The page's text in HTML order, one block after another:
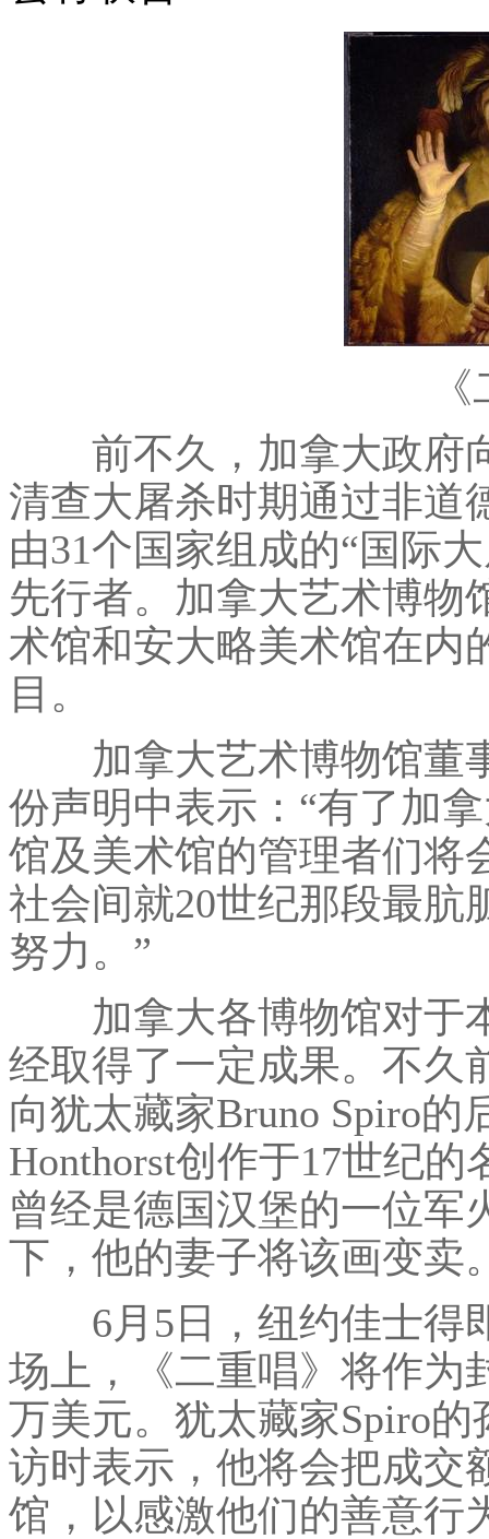
前不久，加拿大政府
清查大屠杀时期通过非道
由31个国家组成的“国际
先行者。加拿大艺术博物
术馆和安大略美术馆在内
目。
加拿大艺术博物馆董事
份声明中表示：“有了加
馆及美术馆的管理者们将
社会间就20世纪那段最肮
努力。”
加拿大各博物馆对于
经取得了一定成果。不久
向犹太藏家Bruno Spiro的
Honthorst创作于17世纪
曾经是德国汉堡的一位军
下，他的妻子将该画变卖
6月5日，纽约佳士得
场上，《二重唱》将作为
万美元。犹太藏家Spiro的
访时表示，他将会把成交
馆，以感激他们的善意行